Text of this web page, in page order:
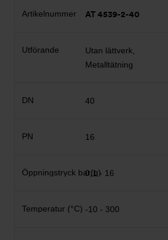
AT 4539-2-40
Utan lättverk,
Metalltätning
40
16
0,1 - 16
-10 - 300